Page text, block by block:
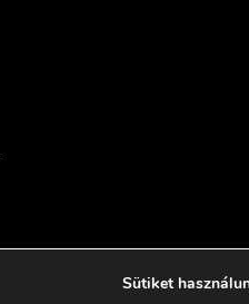
Sütiket